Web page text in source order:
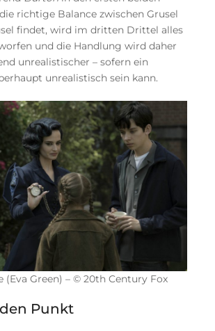
richtige Balance zwischen Grusel
findet, wird im dritten Drittel alles
und die Handlung wird daher
unrealistischer – sofern ein
unrealistisch sein kann.
(Eva Green) – © 20th Century Fox
Punkt